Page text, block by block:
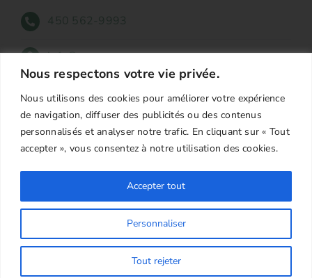
Nous respectons votre vie privée.
Nous utilisons des cookies pour améliorer votre expérience
de navigation, diffuser des publicités ou des contenus
personnalisés et analyser notre trafic. En cliquant sur « Tout
accepter », vous consentez à notre utilisation des cookies.
Personnaliser
Tout rejeter
Accepter tout
450 562-9993
info@coopcpa.ca
505 Avenue Bethany Suite 408 Lachute, QC
J8H 4A6
Copyright2026 Coup de pouce Argenteuil | All Rights
Reserved. Créé et Propulsé par
a
m